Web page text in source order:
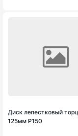
Диск лепестковый
125мм Р150